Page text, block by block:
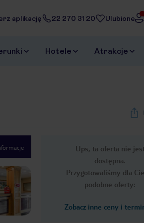
aplikację 22 270 31 20 Ulubione
Hotele Atrakcje
Ups, ta oferta nie
dostępna.
Przygotowaliśmy dla
podobne oferty:
Zobacz inne ceny i
Next slide
1 /42